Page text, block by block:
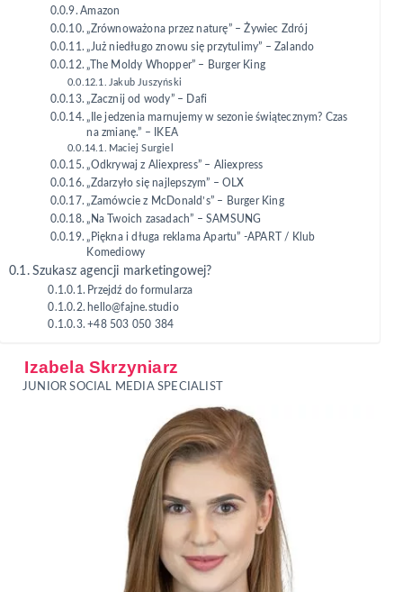
Amazon
„Zrównoważona przez naturę” – Żywiec Zdrój
„Już niedługo znowu się przytulimy” – Zalando
„The Moldy Whopper” – Burger King
Jakub Juszyński
„Zacznij od wody” – Dafi
„Ile jedzenia marnujemy w sezonie świątecznym? Czas
na zmianę.” – IKEA
Maciej Surgiel
„Odkrywaj z Aliexpress” – Aliexpress
„Zdarzyło się najlepszym” – OLX
„Zamówcie z McDonald’s” – Burger King
„Na Twoich zasadach” – SAMSUNG
„Piękna i długa reklama Apartu” -APART / Klub
Komediowy
Szukasz agencji marketingowej?
Przejdź do formularza
hello@fajne.studio
+48 503 050 384
Izabela Skrzyniarz
JUNIOR SOCIAL MEDIA SPECIALIST